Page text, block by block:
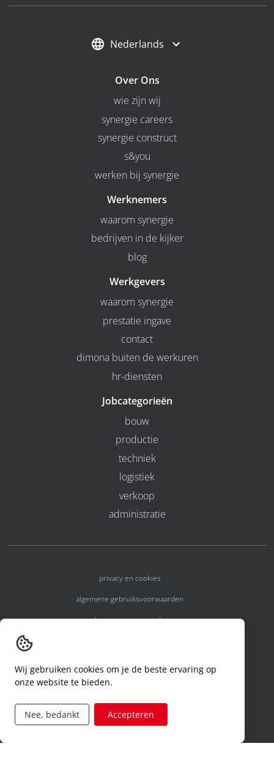
Nederlands
Over Ons
wie zijn wij
synergie careers
synergie construct
s&you
werken bij synergie
Werknemers
waarom synergie
bedrijven in de kijker
blog
Werkgevers
waarom synergie
prestatie ingave
contact
dimona buiten de werkuren
hr-diensten
Jobcategorieën
bouw
productie
techniek
logistiek
verkoop
administratie
privacy en cookies
algemene gebruiksvoorwaarden
algemene voorwaarden
code of conduct
aanvraag rechten ivm privacy
Wij gebruiken cookies om je de beste ervaring op
onze website te bieden.
Nee, bedankt Accepteren